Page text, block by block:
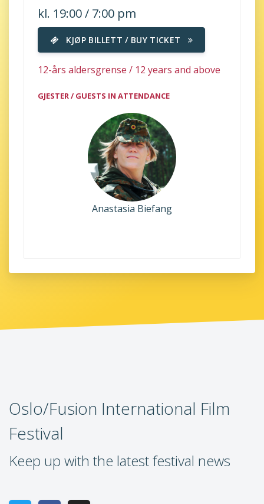
kl. 19:00 / 7:00 pm
KJØP BILLETT / BUY TICKET
12-års aldersgrense / 12 years and above
GJESTER / GUESTS IN ATTENDANCE
Anastasia Biefang
Oslo/Fusion International Film
Festival
Keep up with the latest festival news